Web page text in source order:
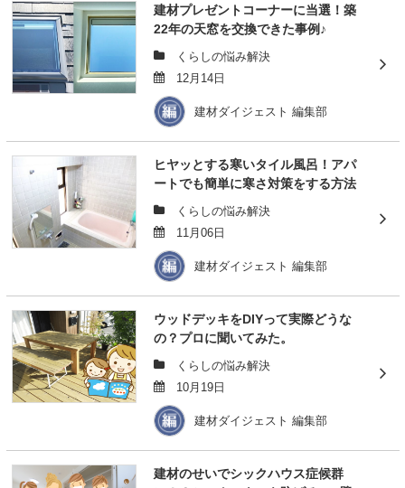
建材プレゼントコーナーに当選！築
22年の天窓を交換できた事例♪
くらしの悩み解決
12月14日
建材ダイジェスト 編集部
ヒヤッとする寒いタイル風呂！アパ
ートでも簡単に寒さ対策をする方法
くらしの悩み解決
11月06日
建材ダイジェスト 編集部
ウッドデッキをDIYって実際どうな
の？プロに聞いてみた。
くらしの悩み解決
10月19日
建材ダイジェスト 編集部
建材のせいでシックハウス症候群